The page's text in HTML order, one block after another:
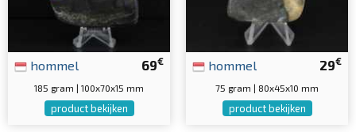
69€
hommel
185 gram | 100x70x15 mm
product bekijken
29€
hommel
75 gram | 80x45x10 mm
product bekijken